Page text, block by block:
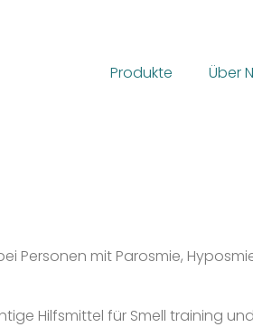
Produkte Über
Personen mit Parosmie,
Hilfsmittel für Smell training